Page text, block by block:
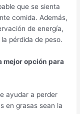
que se sienta
comida. Además,
de energía,
pérdida de peso.
mejor opción para
ayudar a perder
en grasas sean la